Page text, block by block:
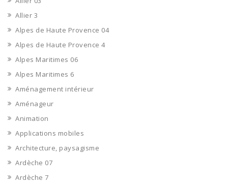
Allier 3
Alpes de Haute Provence 04
Alpes de Haute Provence 4
Alpes Maritimes 06
Alpes Maritimes 6
Aménagement intérieur
Aménageur
Animation
Applications mobiles
Architecture, paysagisme
Ardèche 07
Ardèche 7